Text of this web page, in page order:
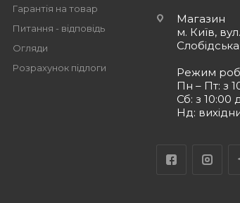
Гарантія на товар
Питання - відповідь
Огляди
Розрахунок підлоги
Магазин
м. Київ,
Режим
Пн – Пт: з
Сб: з 10:00
Нд: